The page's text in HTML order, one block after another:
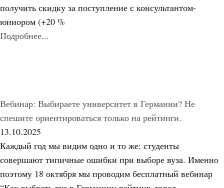
получить скидку за поступление с консультантом-
юниором (+20 %
Подробнее...
Вебинар: Выбираете университет в Германии? Не
спешите ориентироваться только на рейтинги.
13.10.2025
Каждый год мы видим одно и то же: студенты
совершают типичные ошибки при выборе вуза. Именно
поэтому 18 октября мы проводим бесплатный вебинар